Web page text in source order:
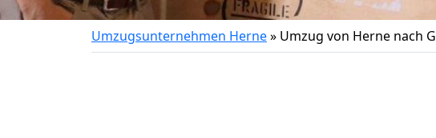
Umzugsunternehmen Herne» Umzug von Herne nach